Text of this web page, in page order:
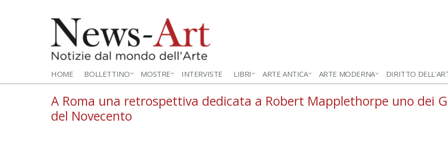
HOME BOLLETTINO MOSTRE INTERVISTE LIBRI ARTE ANTICA ARTE MODERNA DIRITTO
A Roma una retrospettiva dedicata a Robert Mapplethorpe uno dei
del Novecento